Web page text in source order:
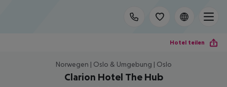
Hotel teilen
Norwegen | Oslo & Umgebung | Oslo
Clarion Hotel The Hub